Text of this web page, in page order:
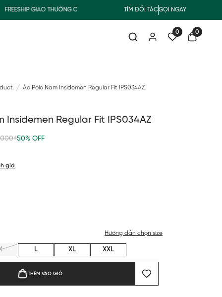
GIAO THƯỜNG CHO ĐƠN HÀNG TỪ 500.000Đ SUMMER
TÌM ĐỐI TÁCGỌI NGAY
0 0
Áo Polo Nam Insidemen Regular Fit IPS034AZ
Insidemen Regular Fit IPS034AZ
50% OFF
giá
Hướng dẫn chọn size
L XL XXL
THÊM VÀO GIỎ